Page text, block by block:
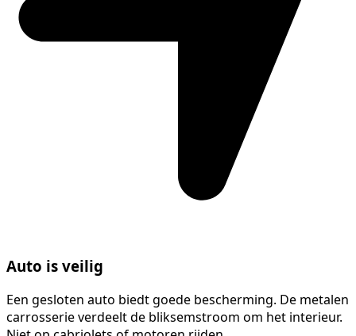
Auto is veilig
Een gesloten auto biedt goede bescherming. De metalen
carrosserie verdeelt de bliksemstroom om het interieur.